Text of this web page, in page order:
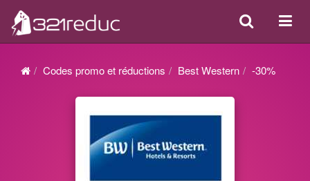
ou
Search
Codes promo et réductions Best Western -30%